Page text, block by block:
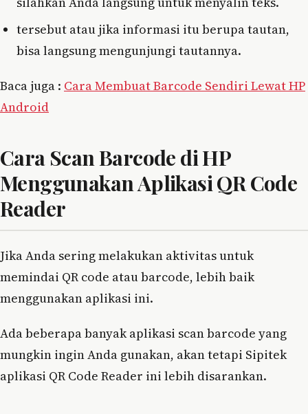
tersebut atau jika informasi itu berupa tautan,
bisa langsung mengunjungi tautannya.
Baca juga : Cara Membuat Barcode Sendiri Lewat HP
Android
Cara Scan Barcode di HP
Menggunakan Aplikasi QR Code
Reader
Jika Anda sering melakukan aktivitas untuk
memindai QR code atau barcode, lebih baik
menggunakan aplikasi ini.
Ada beberapa banyak aplikasi scan barcode yang
mungkin ingin Anda gunakan, akan tetapi Sipitek
aplikasi QR Code Reader ini lebih disarankan.